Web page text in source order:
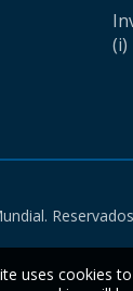
(i)
uses cookies